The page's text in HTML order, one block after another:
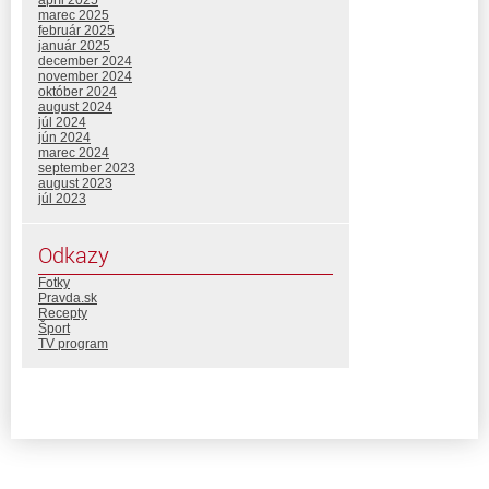
marec 2025
február 2025
január 2025
december 2024
november 2024
október 2024
august 2024
júl 2024
jún 2024
marec 2024
september 2023
august 2023
júl 2023
Odkazy
Fotky
Pravda.sk
Recepty
Šport
TV program